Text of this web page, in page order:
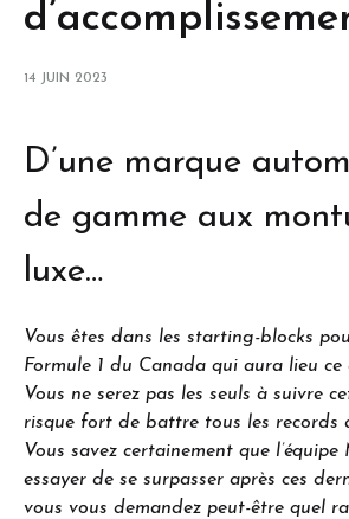
14 JUIN 2023
D’une marque
de gamme aux
luxe…
Vous êtes dans les starting-blocks
Formule 1 du Canada qui aura lieu ce
Vous ne serez pas les seuls à suivre
risque fort de battre tous les records
Vous savez certainement que l’équipe
essayer de se surpasser après ces
vous vous demandez peut-être quel